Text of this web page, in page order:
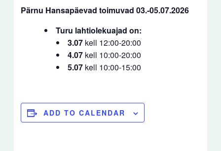
Pärnu Hansapäevad toimuvad 03.-05.07.2026
Turu lahtiolekuajad on:
3.07kell 12:00-20:00
4.07kell 10:00-20:00
5.07kell 10:00-15:00
ADD TO CALENDAR